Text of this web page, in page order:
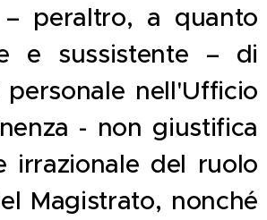
– peraltro, a quanto
e sussistente – di
nell'Ufficio
- non giustifica
irrazionale del ruolo
Magistrato, nonché